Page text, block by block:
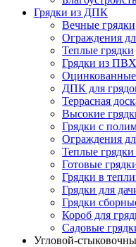
Грядки из ДПК
Вечные грядки
Ограждения
Теплые грядки
Грядки из ПВХ
Оцинкованные
ДПК для
Террасная
Высокие
Грядки с
Ограждения
Теплые
Готовые
Грядки в
Грядки для
Грядки
Короб для
Садовые
Угловой-